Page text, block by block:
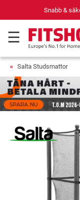
Salta Studsmattor